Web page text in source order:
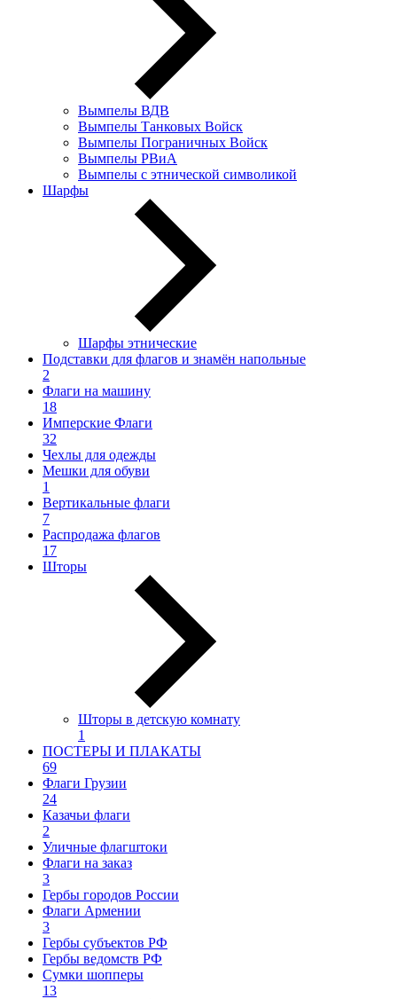
Вымпелы ВДВ
Вымпелы Танковых Войск
Вымпелы Пограничных Войск
Вымпелы РВиА
Вымпелы с этнической символикой
Шарфы
Шарфы этнические
Подставки для флагов и знамён напольные
2
Флаги на машину
18
Имперские Флаги
32
Чехлы для одежды
Мешки для обуви
1
Вертикальные флаги
7
Распродажа флагов
17
Шторы
Шторы в детскую комнату
1
ПОСТЕРЫ И ПЛАКАТЫ
69
Флаги Грузии
24
Казачьи флаги
2
Уличные флагштоки
Флаги на заказ
3
Гербы городов России
Флаги Армении
3
Гербы субъектов РФ
Гербы ведомств РФ
Сумки шопперы
13